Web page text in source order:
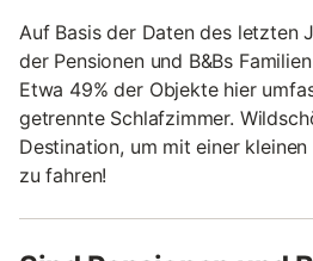
Auf Basis der Daten des letzten
der Pensionen und B&Bs
Etwa 49% der Objekte hier
getrennte Schlafzimmer.
Destination, um mit einer
zu fahren!